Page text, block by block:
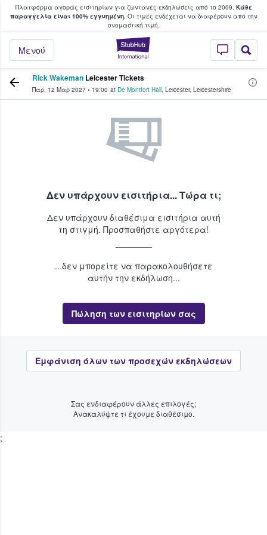
Πλατφόρμα αγοράς εισιτηρίων για ζωντανές εκδηλώσεις από το 2009. Κάθε
παραγγελία είναι 100% εγγυημένη.Οι τιμές ενδέχεται να διαφέρουν από την
oνομαστική τιμή.
StubHub - Όπου
Μενού
φαν αγοράζουν και πουλούν
Rick Wakeman Leicester Tickets
Παρ, 12 Μαρ 2027 • 19:00 at De Montfort Hall, Leicester, Leicestershire
Δεν υπάρχουν εισιτήρια... Τώρα τι;
Δεν υπάρχουν διαθέσιμα εισιτήρια αυτή
τη στιγμή. Προσπαθήστε αργότερα!
...δεν μπορείτε να παρακολουθήσετε
αυτήν την εκδήλωση...
Πώληση των εισιτηρίων σας
Εμφάνιση όλων των προσεχών εκδηλώσεων
Σας ενδιαφέρουν άλλες επιλογές;
Ανακαλύψτε τι έχουμε διαθέσιμο.
;